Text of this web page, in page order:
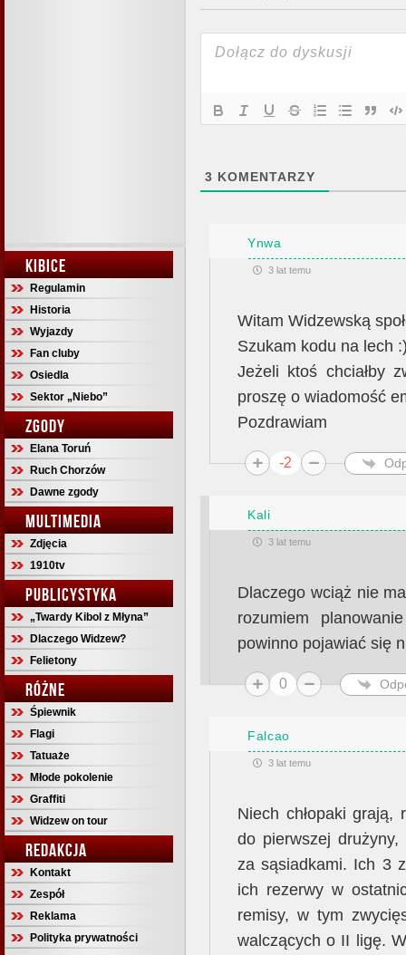
KIBICE
Regulamin
Historia
Wyjazdy
Fan cluby
Osiedla
Sektor „Niebo”
ZGODY
Elana Toruń
Ruch Chorzów
Dawne zgody
MULTIMEDIA
Zdjęcia
1910tv
PUBLICYSTYKA
„Twardy Kibol z Młyna”
Dlaczego Widzew?
Felietony
RÓŻNE
Śpiewnik
Flagi
Tatuaże
Młode pokolenie
Graffiti
Widzew on tour
REDAKCJA
Kontakt
Zespół
Reklama
Polityka prywatności
3 KOMENTARZY
Ynwa
3 lat temu
Witam Widzewską
Szukam kodu na lech
Jeżeli ktoś chciałby
proszę o wiadomość
Pozdrawiam
-2
Kali
3 lat temu
Dlaczego wciąż nie
rozumiem
powinno pojawiać się
0
Falcao
3 lat temu
Niech chłopaki
do pierwszej
za sąsiadkami. Ich 3
ich rezerwy w
remisy, w tym
walczących o II ligę.